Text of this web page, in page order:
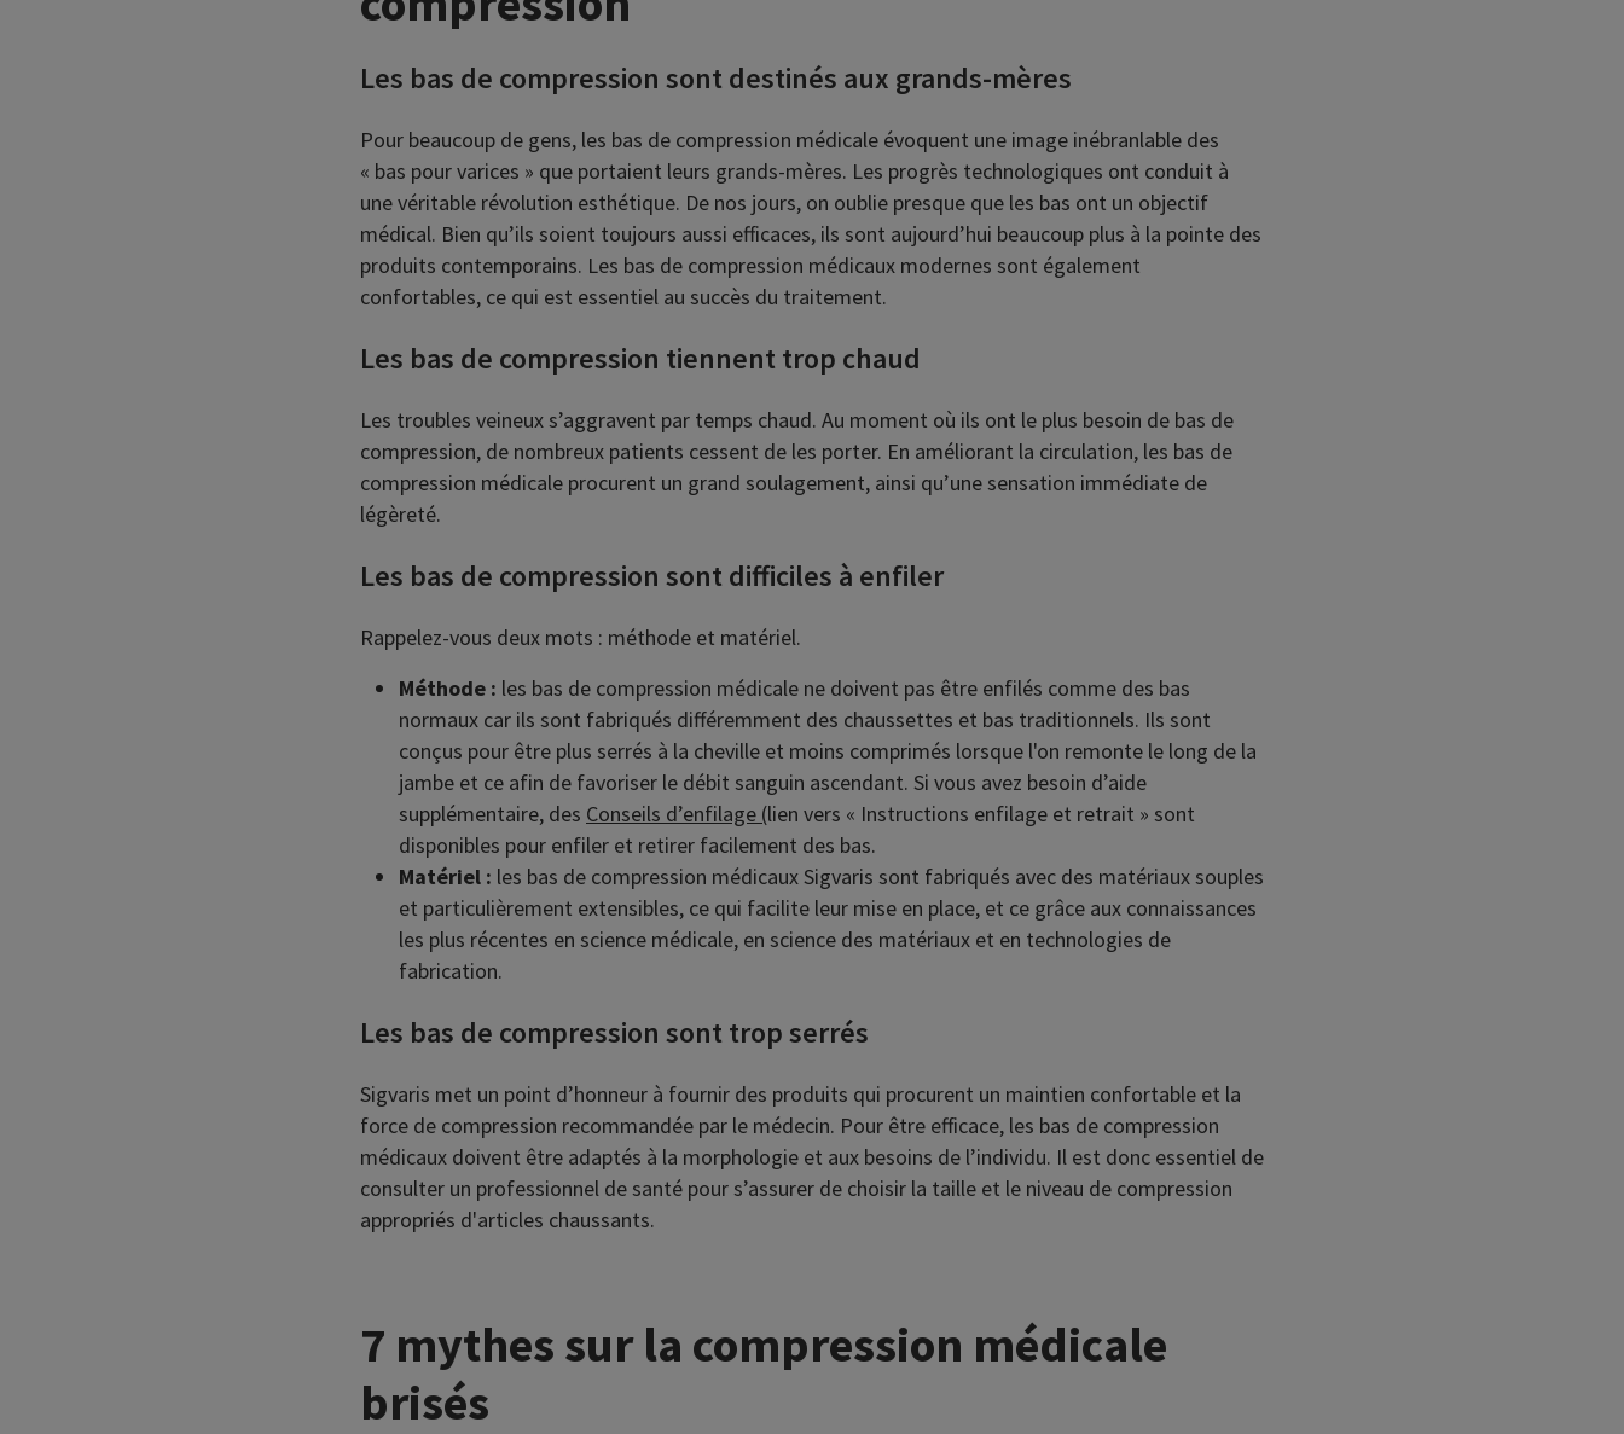
Les bas de compression sont destinés aux grands-mères
Pour beaucoup de gens, les bas de compression médicale évoquent une image inébranlable des
« bas pour varices » que portaient leurs grands-mères. Les progrès technologiques ont conduit à
une véritable révolution esthétique. De nos jours, on oublie presque que les bas ont un objectif
médical. Bien qu’ils soient toujours aussi efficaces, ils sont aujourd’hui beaucoup plus à la pointe des
produits contemporains. Les bas de compression médicaux modernes sont également
confortables, ce qui est essentiel au succès du traitement.
Les bas de compression tiennent trop chaud
Les troubles veineux s’aggravent par temps chaud. Au moment où ils ont le plus besoin de bas de
compression, de nombreux patients cessent de les porter. En améliorant la circulation, les bas de
compression médicale procurent un grand soulagement, ainsi qu’une sensation immédiate de
légèreté.
Les bas de compression sont difficiles à enfiler
Rappelez-vous deux mots : méthode et matériel.
Méthode : les bas de compression médicale ne doivent pas être enfilés comme des bas
normaux car ils sont fabriqués différemment des chaussettes et bas traditionnels. Ils sont
conçus pour être plus serrés à la cheville et moins comprimés lorsque l'on remonte le long de la
jambe et ce afin de favoriser le débit sanguin ascendant. Si vous avez besoin d’aide
supplémentaire, des Conseils d’enfilage (lien vers « Instructions enfilage et retrait » sont
disponibles pour enfiler et retirer facilement des bas.
Matériel : les bas de compression médicaux Sigvaris sont fabriqués avec des matériaux souples
et particulièrement extensibles, ce qui facilite leur mise en place, et ce grâce aux connaissances
les plus récentes en science médicale, en science des matériaux et en technologies de
fabrication.
Les bas de compression sont trop serrés
Sigvaris met un point d’honneur à fournir des produits qui procurent un maintien confortable et la
force de compression recommandée par le médecin. Pour être efficace, les bas de compression
médicaux doivent être adaptés à la morphologie et aux besoins de l’individu. Il est donc essentiel de
consulter un professionnel de santé pour s’assurer de choisir la taille et le niveau de compression
appropriés d'articles chaussants.
7 mythes sur la compression médicale
brisés